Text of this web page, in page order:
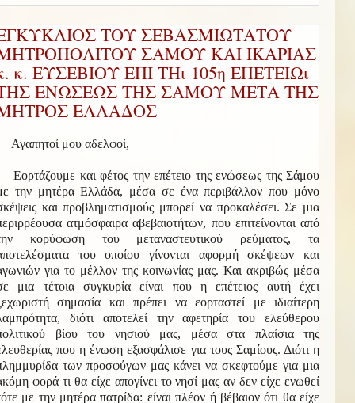
ΤΟΥ ΣΕΒΑΣΜΙΩΤΑΤΟΥ
ΣΑΜΟΥ ΚΑΙ ΙΚΑΡΙΑΣ
κ. ΕΥΣΕΒΙΟΥ ΕΠΙ ΤΗι 105η ΕΠΕΤΕΙΩι
ΕΝΩΣΕΩΣ ΤΗΣ ΣΑΜΟΥ ΜΕΤΑ ΤΗΣ
ΕΛΛΑΔΟΣ
Αγαπητοί μου αδελφοί,
και φέτος την επέτειο της ενώσεως της Σάμου
την μητέρα Ελλάδα, μέσα σε ένα περιβάλλον που μόνο
και προβληματισμούς μπορεί να προκαλέσει. Σε μια
ατμόσφαιρα αβεβαιοτήτων, που επιτείνονται από
κορύφωση του μεταναστευτικού ρεύματος, τα
του οποίου γίνονται αφορμή σκέψεων και
για το μέλλον της κοινωνίας μας. Και ακριβώς μέσα
μια τέτοια συγκυρία είναι που η επέτειος αυτή έχει
σημασία και πρέπει να εορταστεί με ιδιαίτερη
διότι αποτελεί την αφετηρία του ελεύθερου
βίου του νησιού μας, μέσα στα πλαίσια της
που η ένωση εξασφάλισε για τους Σαμίους. Διότι η
των προσφύγων μας κάνει να σκεφτούμε για μια
φορά τι θα είχε απογίνει το νησί μας αν δεν είχε ενωθεί
με την μητέρα πατρίδα: είναι πλέον ή βέβαιον ότι θα είχε